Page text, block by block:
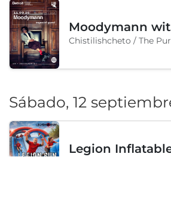
Sábado, 12